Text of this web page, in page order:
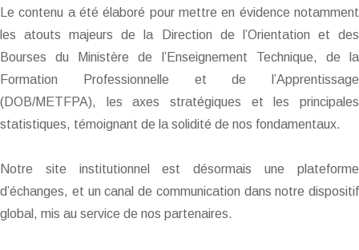
Le contenu a été élaboré pour mettre en évidence notamment
les atouts majeurs de la Direction de l’Orientation et des
Bourses du Ministère de l’Enseignement Technique, de la
Formation Professionnelle et de l’Apprentissage
(DOB/METFPA), les axes stratégiques et les principales
statistiques, témoignant de la solidité de nos fondamentaux.
Notre site institutionnel est désormais une plateforme
d’échanges, et un canal de communication dans notre dispositif
global, mis au service de nos partenaires.